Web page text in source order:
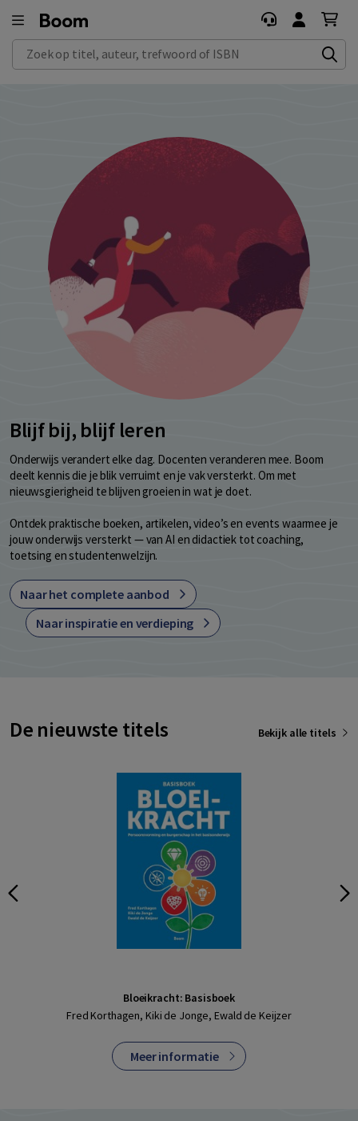
Zoek op titel, auteur, trefwoord of ISBN
Blijf bij, blijf leren
Onderwijs verandert elke dag. Docenten veranderen mee. Boom
deelt kennis die je blik verruimt en je vak versterkt. Om met
nieuwsgierigheid te blijven groeien in wat je doet.
Ontdek praktische boeken, artikelen, video’s en events waarmee je
jouw onderwijs versterkt — van AI en didactiek tot coaching,
toetsing en studentenwelzijn.
Naar het complete aanbod
Naar inspiratie en verdieping
De nieuwste titels Bekijk alle titels
Bloeikracht: Basisboek
Fred Korthagen, Kiki de Jonge, Ewald de Keijzer
Meer informatie